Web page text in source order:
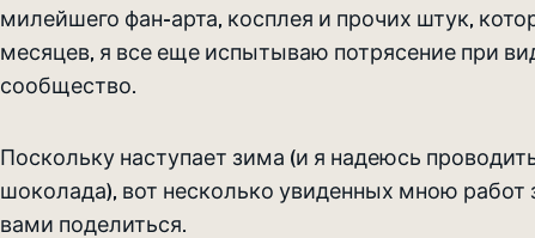
милейшего фан-арта, косплея и прочих штук,
месяцев, я все еще испытываю потрясение при
сообщество.
Поскольку наступает зима (и я надеюсь
шоколада), вот несколько увиденных мною работ
вами поделиться.